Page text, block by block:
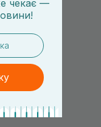
UAH
чекає —